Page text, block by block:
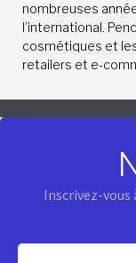
nombreuses
l’international.
cosmétiques et
retailers et e-
Inscrivez-